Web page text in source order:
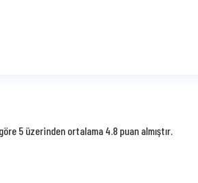
5 üzerinden ortalama 4.8 puan almıştır.